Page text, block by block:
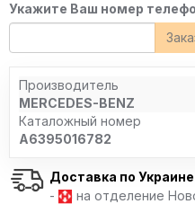
Укажите Ваш номер
Производитель
MERCEDES-BENZ
Каталожный номер
A6395016782
Доставка по Украине
-
на отделение